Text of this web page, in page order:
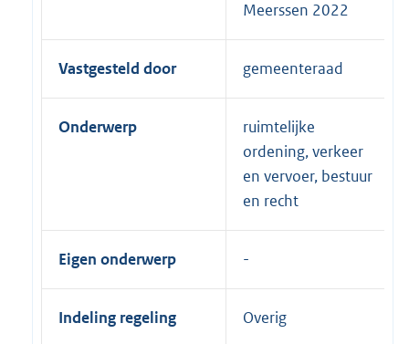
Meerssen 2022
Vastgesteld door gemeenteraad
Onderwerp
ruimtelijke
ordening, verkeer
en vervoer, bestuur
en recht
Eigen onderwerp
Indeling regeling Overig